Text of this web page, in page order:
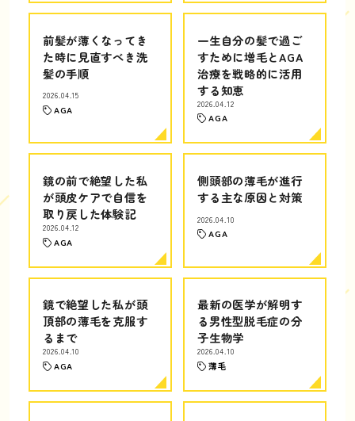
前髪が薄くなってき
た時に見直すべき洗
髪の手順
2026.04.15
AGA
一生自分の髪で過ご
すために増毛とAGA
治療を戦略的に活用
する知恵
2026.04.12
AGA
鏡の前で絶望した私
が頭皮ケアで自信を
取り戻した体験記
2026.04.12
AGA
側頭部の薄毛が進行
する主な原因と対策
2026.04.10
AGA
鏡で絶望した私が頭
頂部の薄毛を克服す
るまで
2026.04.10
AGA
最新の医学が解明す
る男性型脱毛症の分
子生物学
2026.04.10
薄毛